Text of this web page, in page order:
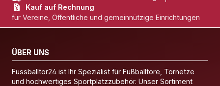
Kauf auf Rechnung
für Vereine, Öffentliche und gemeinnützige Einrichtungen
ÜBER UNS
Fussballtor24 ist Ihr Spezialist für Fußballtore, Tornetze
und hochwertiges Sportplatzzubehör. Unser Sortiment